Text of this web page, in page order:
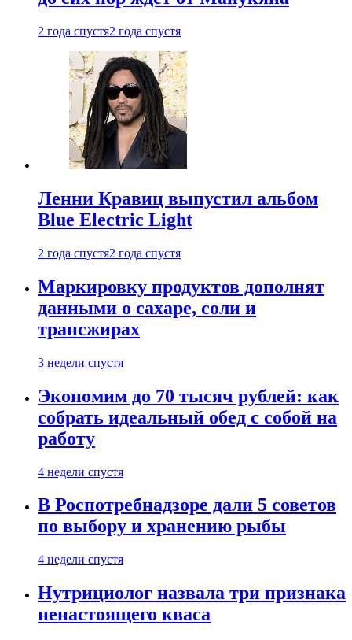
2 года спустя2 года спустя
Ленни Кравиц выпустил альбом
Blue Electric Light
2 года спустя2 года спустя
Маркировку продуктов дополнят
данными о сахаре, соли и
трансжирах
3 недели спустя
Экономим до 70 тысяч рублей: как
собрать идеальный обед с собой на
работу
4 недели спустя
В Роспотребнадзоре дали 5 советов
по выбору и хранению рыбы
4 недели спустя
Нутрициолог назвала три признака
ненастоящего кваса